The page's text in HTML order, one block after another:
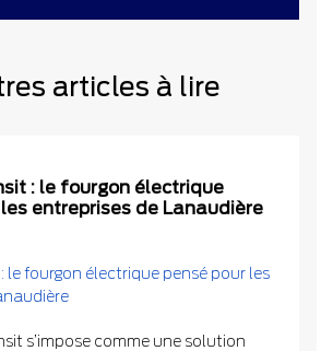
articles à lire
: le fourgon électrique
entreprises de Lanaudière
s’impose comme une solution